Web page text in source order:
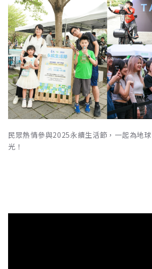
民眾熱情參與2025永續生活節，一起為地
光！